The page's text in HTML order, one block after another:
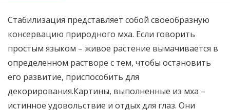
Стабилизация представляет собой своеобразную
консервацию природного мха. Если говорить
простым языком – живое растение вымачивается в
определенном растворе с тем, чтобы остановить
его развитие, приспособить для
декорирования.Картины, выполненные из мха –
истинное удовольствие и отдых для глаз. Они